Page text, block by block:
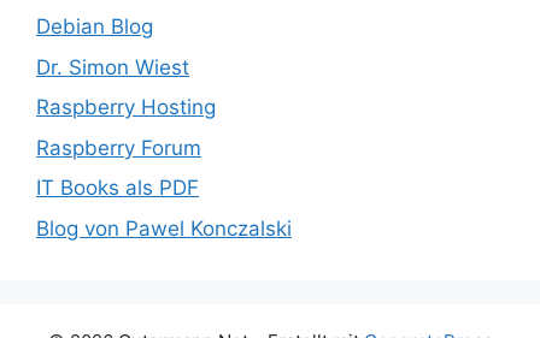
Debian Blog
Dr. Simon Wiest
Raspberry Hosting
Raspberry Forum
IT Books als PDF
Blog von Pawel Konczalski